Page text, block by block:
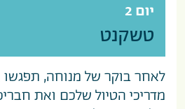
יום 2
טשקנט
לאחר בוקר של מנוחה,
מדריכי הטיול שלכם ואת